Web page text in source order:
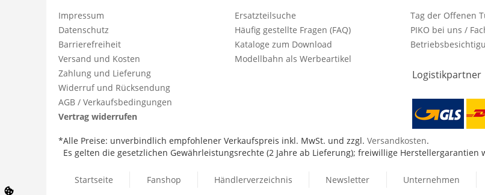
Impressum
Datenschutz
Barrierefreiheit
Versand und Kosten
Zahlung und Lieferung
Widerruf und Rücksendung
AGB / Verkaufsbedingungen
Vertrag widerrufen
Ersatzteilsuche
Häufig gestellte Fragen (FAQ)
Kataloge zum Download
Modellbahn als Werbeartikel
Tag der Offenen
PIKO bei uns /
Logistikpartner
*Alle Preise: unverbindlich empfohlener Verkaufspreis inkl. MwSt. und zzgl. Versandkosten.
Es gelten die gesetzlichen Gewährleistungsrechte (2 Jahre ab Lieferung); freiwillige Herstellergarantien
Startseite Fanshop Händlerverzeichnis Newsletter Unternehmen